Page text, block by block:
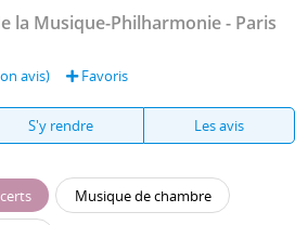
la Musique-Philharmonie- Paris
avis) Favoris
S'y rendre Les avis
Musique de chambre